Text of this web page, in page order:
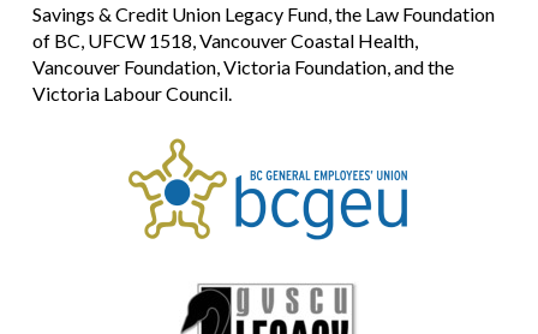
Savings & Credit Union Legacy Fund, the Law Foundation
of BC, UFCW 1518, Vancouver Coastal Health,
Vancouver Foundation, Victoria Foundation, and the
Victoria Labour Council.